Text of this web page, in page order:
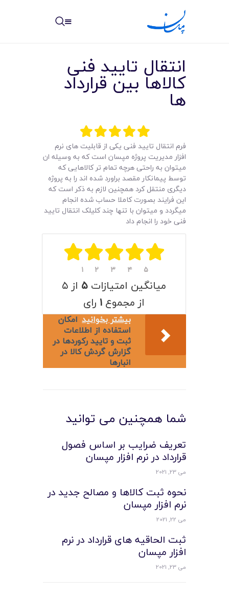
نوشته ها
مرکز آموزش
امکانات
سیستم ها
لیست قیمت محصولات
انتقال تایید فنی
کالاها بین قرارداد
ها
فرم انتقال تایید فنی یکی از قابلیت های نرم
افزار مدیریت پروژه مپسان است که به وسیله ان
میتوان به راحتی هرچه تمام تر کالاهایی که
توسط پیمانکار مقصد براورد شده اند را به پروژه
دیگری منتقل کرد همچنین لازم به ذکر است که
این فرایند بصورت کاملا حساب شده انجام
میگردد و میتوان با تنها چند کلیلک انتقال تایید
فنی خود را انجام داد
۱ ۲ ۳ ۴ ۵
میانگین امتیازات ۵ از ۵
از مجموع ۱ رای
بیشتر بخوانید امکان
استفاده از اطلاعات
ثبت و تایید رکوردها در
گزارش گردش کالا در
انبارها
شما همچنین می توانید
تعریف ضرایب بر اساس فصول
قرارداد در نرم افزار مپسان
می 23, 2021
نحوه ثبت کالاها و مصالح جدید در
نرم افزار مپسان
می 22, 2021
ثبت الحاقیه های قرارداد در نرم
افزار مپسان
می 23, 2021